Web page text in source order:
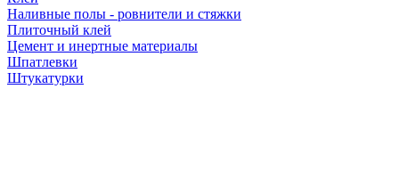
Наливные полы - ровнители и стяжки
Плиточный клей
Цемент и инертные материалы
Шпатлевки
Штукатурки